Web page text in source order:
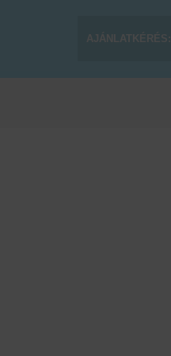
AJÁNLATKÉRÉS: